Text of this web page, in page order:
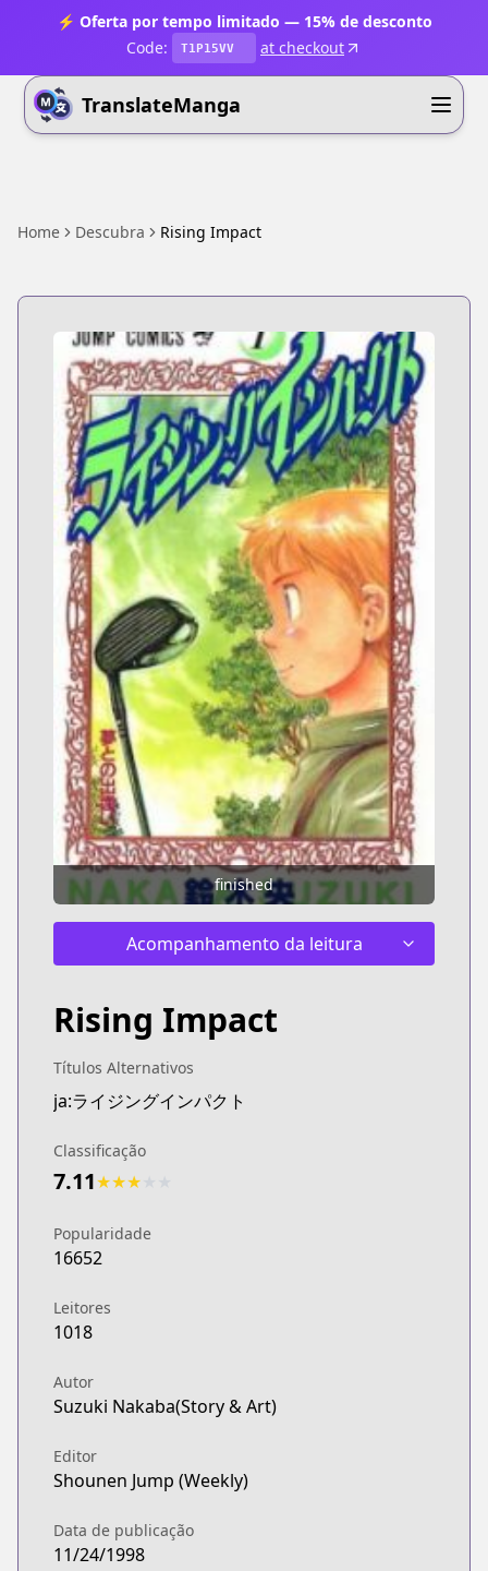
⚡ Oferta por tempo limitado — 15% de desconto
Code:
T1P15VV at checkout
TranslateManga
Home Descubra Rising Impact
finished
Acompanhamento da leitura
Rising Impact
Títulos Alternativos
ja:ライジングインパクト
Classificação
7.11★★★
Popularidade
16652
Leitores
1018
Autor
Suzuki Nakaba(Story & Art)
Editor
Shounen Jump (Weekly)
Data de publicação
11/24/1998